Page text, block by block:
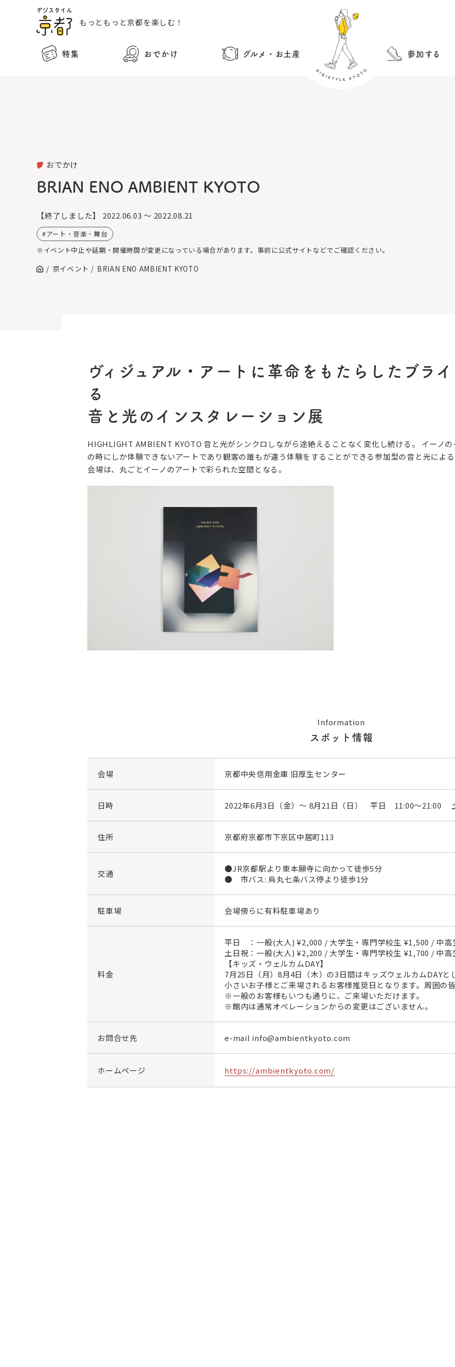
もっともっと京都を楽しむ！
特集 おでかけ グルメ・お土産 参加する
おでかけ
BRIAN ENO AMBIENT KYOTO
【終了しました】 2022.06.03 ～ 2022.08.21
アート・音楽・舞台
※イベント中止や延期・開催時間が変更になっている場合があります。事前に公式サイトなどでご確認ください。
京イベント BRIAN ENO AMBIENT KYOTO
ヴィジュアル・アートに革命をもたらしたブラ
る
音と光のインスタレーション展
HIGHLIGHT AMBIENT KYOTO 音と光がシンクロしながら途絶えることなく変化し続ける。 イーノ
の時にしか体験できないアートであり観客の誰もが違う体験をすることができる参加型の音と光によ
会場は、丸ごとイーノのアートで彩られた空間となる。
Information
スポット情報
会場 京都中央信用金庫 旧厚生センター
日時 2022年6月3日（金）～ 8月21日（日） 平日 11:00～21:00
住所 京都府京都市下京区中居町113
交通
●JR京都駅より東本願寺に向かって徒歩5分
● 市バス: 烏丸七条バス停より徒歩1分
駐車場 会場傍らに有料駐車場あり
料金
平日 ：一般(大人) ¥2,000 / 大学生・専門学校生 ¥1,500 / 中高
土日祝：一般(大人) ¥2,200 / 大学生・専門学校生 ¥1,700 / 中
【キッズ・ウェルカムDAY】
7月25日（月）8月4日（木）の3日間はキッズウェルカムDAYと
小さいお子様とご来場されるお客様推奨日となります。周囲の
※一般のお客様もいつも通りに、ご来場いただけます。
※館内は通常オペレーションからの変更はございません。
お問合せ先 e-mail info@ambientkyoto.com
ホームページ https://ambientkyoto.com/